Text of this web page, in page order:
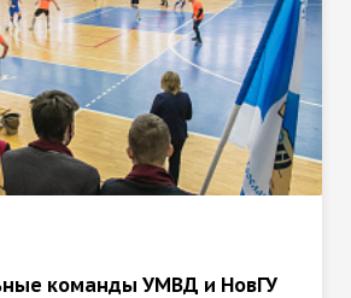
команды УМВД и НовГУ